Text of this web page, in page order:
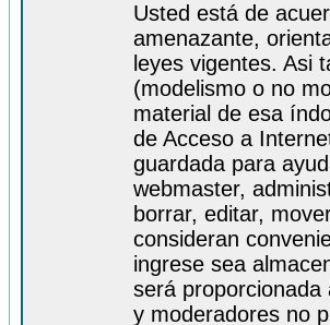
Usted está de
amenazante,
leyes vigentes. Asi
(modelismo o no
material de esa
de Acceso a
guardada para
webmaster,
borrar, editar,
consideran
ingrese sea
será
y moderadores no